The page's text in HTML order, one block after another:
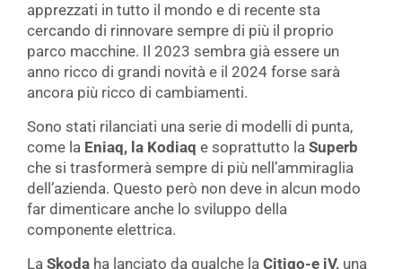
apprezzati in tutto il mondo e di recente sta
cercando di rinnovare sempre di più il proprio
parco macchine. Il 2023 sembra già essere un
anno ricco di grandi novità e il 2024 forse sarà
ancora più ricco di cambiamenti.
Sono stati rilanciati una serie di modelli di punta,
come la Eniaq, la Kodiaq e soprattutto la Superb
che si trasformerà sempre di più nell’ammiraglia
dell’azienda. Questo però non deve in alcun modo
far dimenticare anche lo sviluppo della
componente elettrica.
La Skoda ha lanciato da qualche la Citigo-e iV, una